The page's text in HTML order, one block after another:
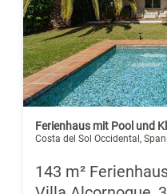
Ferienhaus mit Pool und
Costa del Sol Occidental,
143 m²